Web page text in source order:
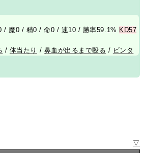
/ 魔0 / 精0 / 命0 / 速10 / 勝率59.1% KD57
/ 体当たり / 鼻血が出るまで殴る / ビンタ
▽